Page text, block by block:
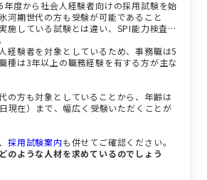
年度から社会人経験者向けの採用試験を始
河期世代の方も受験が可能であること
施している試験とは違い、SPI能力検査が
経験者を対象としているため、事務職は5
種は3年以上の職務経験を有する方が主な
の方も対象としていることから、年齢は
現在）まで、幅広く受験いただくことが
採用試験案内も併せてご確認ください。
のような人材を求めているのでしょう